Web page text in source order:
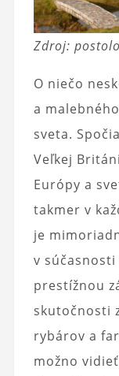
Zdroj:
O niečo
a
sveta.
Veľkej
Európy a
takmer v
je
v súčasnosti
prestížnou
skutočnosti
rybárov a
možno